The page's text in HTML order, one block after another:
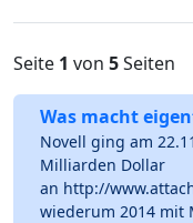
Seite 1 von 5Seiten
Was macht
Novell ging am
Milliarden Dollar
an http://
wiederum 2014 mit